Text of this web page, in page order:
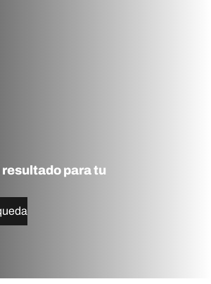
para tu